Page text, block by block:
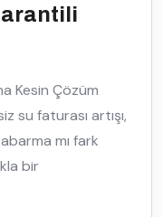
Kesin Çözüm
su faturası artışı,
mı fark
bir